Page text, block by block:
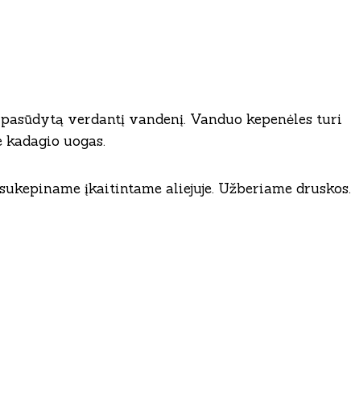
verdantį vandenį. Vanduo kepenėles turi
uogas.
įkaitintame aliejuje. Užberiame druskos.